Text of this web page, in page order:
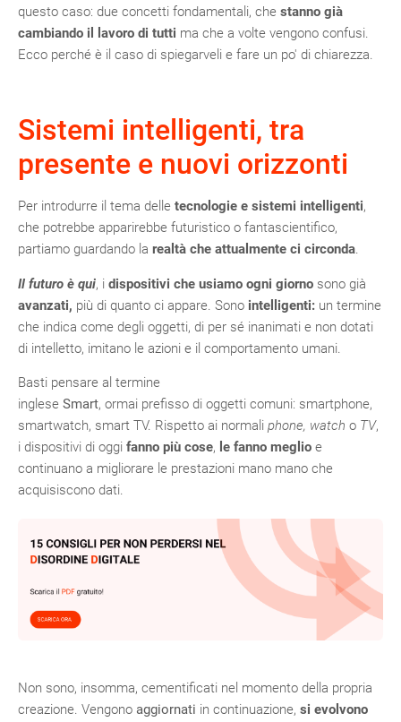
questo caso: due concetti fondamentali, che stanno già
cambiando il lavoro di tutti ma che a volte vengono confusi.
Ecco perché è il caso di spiegarveli e fare un po' di chiarezza.
Sistemi intelligenti, tra
presente e nuovi orizzonti
Per introdurre il tema delle tecnologie e sistemi intelligenti,
che potrebbe apparirebbe futuristico o fantascientifico,
partiamo guardando la realtà che attualmente ci circonda.
Il futuro è qui, i dispositivi che usiamo ogni giorno sono già
avanzati, più di quanto ci appare. Sono intelligenti: un termine
che indica come degli oggetti, di per sé inanimati e non dotati
di intelletto, imitano le azioni e il comportamento umani.
Basti pensare al termine
inglese Smart, ormai prefisso di oggetti comuni: smartphone,
smartwatch, smart TV. Rispetto ai normali phone, watch o TV,
i dispositivi di oggi fanno più cose, le fanno meglio e
continuano a migliorare le prestazioni mano mano che
acquisiscono dati.
Non sono, insomma, cementificati nel momento della propria
creazione. Vengono aggiornati in continuazione, si evolvono